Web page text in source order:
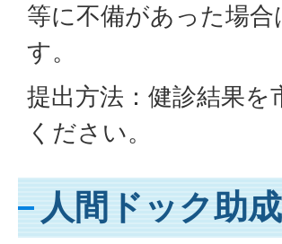
等に不備があった場
す。
提出方法：健診結果
ください。
人間ドック助